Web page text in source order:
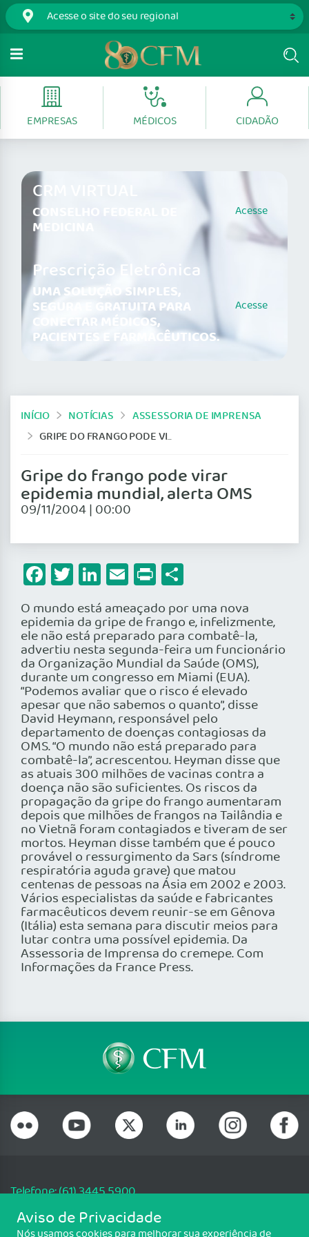
EMPRESAS MÉDICOS CIDADÃO
CRM VIRTUAL
CONSELHO FEDERAL DE
MEDICINA
Acesse
Prescrição Eletrônica
UMA SOLUÇÃO SIMPLES,
SEGURA E GRATUITA PARA
CONECTAR MÉDICOS,
PACIENTES E FARMACÊUTICOS.
Acesse
INÍCIO NOTÍCIAS
ASSESSORIA DE IMPRENSA
GRIPE DO FRANGO PODE VIRAR EPIDEMIA MUNDIAL, ALERTA OMS
Gripe do frango pode virar
epidemia mundial, alerta OMS
09/11/2004 | 00:00
Facebook
Twitter
LinkedIn
Email
Print
O mundo está ameaçado por uma nova
epidemia da gripe de frango e, infelizmente,
ele não está preparado para combatê-la,
advertiu nesta segunda-feira um funcionário
da Organização Mundial da Saúde (OMS),
durante um congresso em Miami (EUA).
“Podemos avaliar que o risco é elevado
apesar que não sabemos o quanto”, disse
David Heymann, responsável pelo
departamento de doenças contagiosas da
OMS. “O mundo não está preparado para
combatê-la”, acrescentou. Heyman disse que
as atuais 300 milhões de vacinas contra a
doença não são suficientes. Os riscos da
propagação da gripe do frango aumentaram
depois que milhões de frangos na Tailândia e
no Vietnã foram contagiados e tiveram de ser
mortos. Heyman disse também que é pouco
provável o ressurgimento da Sars (síndrome
respiratória aguda grave) que matou
centenas de pessoas na Ásia em 2002 e 2003.
Vários especialistas da saúde e fabricantes
farmacêuticos devem reunir-se em Gênova
(Itália) esta semana para discutir meios para
lutar contra uma possível epidemia. Da
Assessoria de Imprensa do cremepe. Com
Informações da France Press.
Telefone: (61) 3445 5900
Email: cfm@portalmedico.org.br
SGAS 616, Conjunto D, Lote 115, L2 Sul, Brasília/DF - CEP: 70200-760 -
Aviso de Privacidade